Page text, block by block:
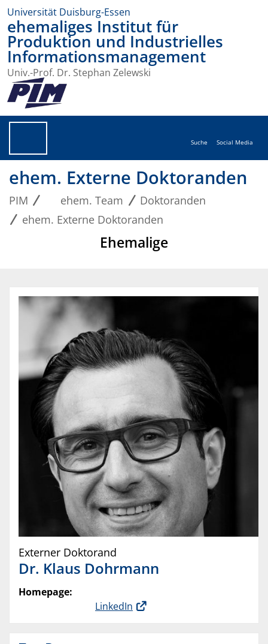
Universität Duisburg-Essen
ehemaliges Institut für
Produktion und Industrielles
Informationsmanagement
Univ.-Prof. Dr. Stephan Zelewski
Suche Social Media
ehem. Externe Doktoranden
PIM ehem. Team
Doktoranden
ehem. Externe Doktoranden
Ehemalige
Externer Doktorand
Dr. Klaus Dohrmann
Homepage:
LinkedIn